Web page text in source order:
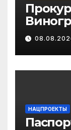
НАЦПРОЕКТЫ